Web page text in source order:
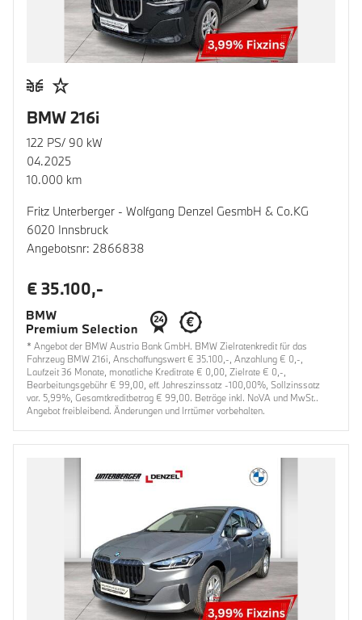
BMW 216i
122 PS/ 90 kW
04.2025
10.000 km
Fritz Unterberger - Wolfgang Denzel GesmbH & Co.KG
6020 Innsbruck
Angebotsnr: 2866838
€ 35.100,-
* Angebot der BMW Austria Bank GmbH. BMW Zielratenkredit für das
Fahrzeug BMW 216i, Anschaffungswert € 35.100,-, Anzahlung € 0,-,
Laufzeit 36 Monate, monatliche Kreditrate € 0,00, Zielrate € 0,-,
Bearbeitungsgebühr € 99,00, eff. Jahreszinssatz -100,00%, Sollzinssatz
var. 5,99%, Gesamtkreditbetrag € 99,00. Beträge inkl. NoVA und MwSt..
Angebot freibleibend. Änderungen und Irrtümer vorbehalten.